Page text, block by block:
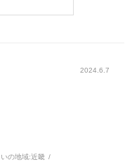
2024.6.7
の地域:近畿